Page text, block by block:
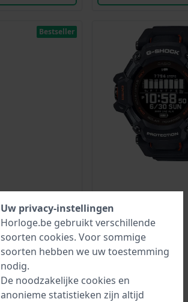
Bestseller
Uw privacy-instellingen
Horloge.be gebruikt verschillende
soorten cookies. Voor sommige
soorten hebben we uw toestemming
nodig.
De noodzakelijke cookies en
anonieme statistieken zijn altijd